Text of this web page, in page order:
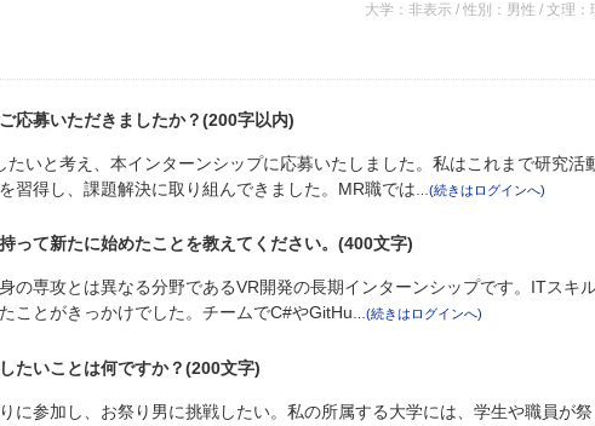
大学：非表示 / 性別：男性 / 文理：
応募いただきましたか？(200字以内)
いと考え、本インターンシップに応募いたしました。私はこれまで研究活
習得し、課題解決に取り組んできました。MR職では
って新たに始めたことを教えてください。(400文字)
の専攻とは異なる分野であるVR開発の長期インターンシップです。ITスキ
ことがきっかけでした。チームでC#やGitHu
たいことは何ですか？(200文字)
に参加し、お祭り男に挑戦したい。私の所属する大学には、学生や職員が祭